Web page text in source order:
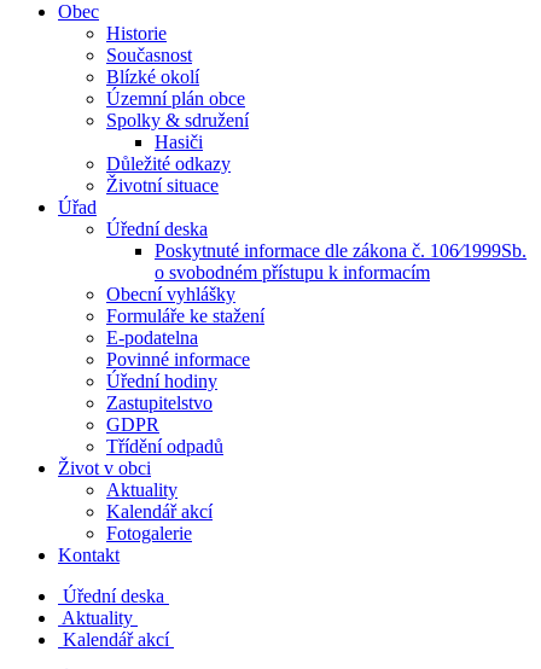
Obec
Historie
Současnost
Blízké okolí
Územní plán obce
Spolky & sdružení
Hasiči
Důležité odkazy
Životní situace
Úřad
Úřední deska
Poskytnuté informace dle zákona č. 106⁄1999Sb.
o svobodném přístupu k informacím
Obecní vyhlášky
Formuláře ke stažení
E-podatelna
Povinné informace
Úřední hodiny
Zastupitelstvo
GDPR
Třídění odpadů
Život v obci
Aktuality
Kalendář akcí
Fotogalerie
Kontakt
Úřední deska
Aktuality
Kalendář akcí